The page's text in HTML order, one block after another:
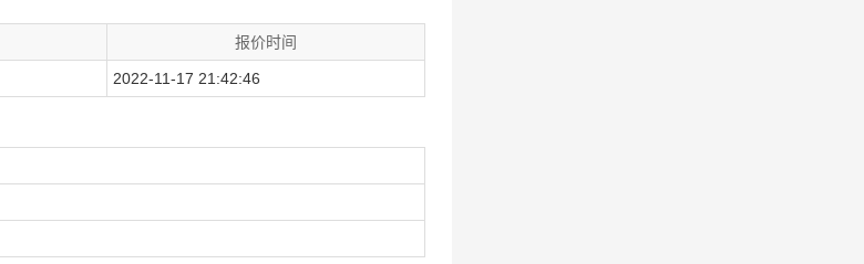
报价时间
2022-11-17 21:42:46